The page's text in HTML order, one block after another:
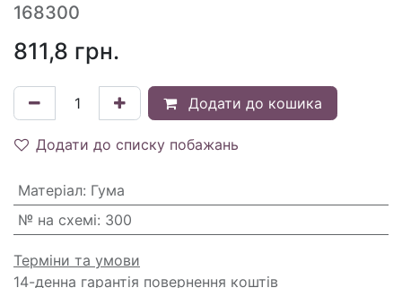
168300
811,8 грн.
Додати до кошика
Додати до списку побажань
Матеріал: Гума
№ на схемі: 300
Терміни та умови
14-денна гарантія повернення коштів